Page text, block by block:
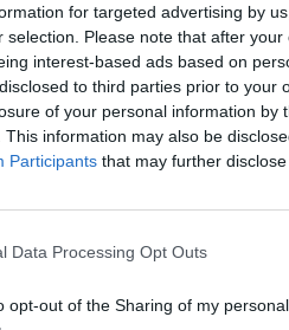
for targeted advertising by
selection. Please note that after
interest-based ads based on
to third parties prior to your
of your personal information by
This information may also be
Participants that may further
Data Processing Opt Outs
opt-out of the Sharing of my personal
használnak és
szeptember
az időjárás, de a
a kimagasló minőségű
ellátni a piacot.